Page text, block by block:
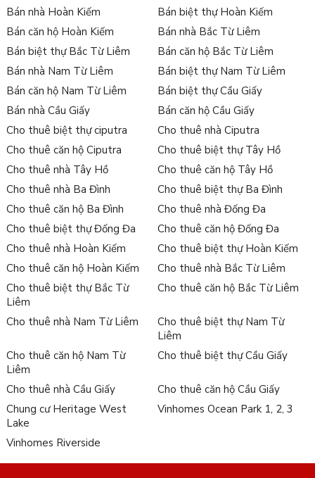
Bán nhà Hoàn Kiếm
Bán biệt thự Hoàn Kiếm
Bán căn hộ Hoàn Kiếm
Bán nhà Bắc Từ Liêm
Bán biệt thự Bắc Từ Liêm
Bán căn hộ Bắc Từ Liêm
Bán nhà Nam Từ Liêm
Bán biệt thự Nam Từ Liêm
Bán căn hộ Nam Từ Liêm
Bán biệt thự Cầu Giấy
Bán nhà Cầu Giấy
Bán căn hộ Cầu Giấy
Cho thuê biệt thự ciputra
Cho thuê nhà Ciputra
Cho thuê căn hộ Ciputra
Cho thuê biệt thự Tây Hồ
Cho thuê nhà Tây Hồ
Cho thuê căn hộ Tây Hồ
Cho thuê nhà Ba Đình
Cho thuê biệt thự Ba Đình
Cho thuê căn hộ Ba Đình
Cho thuê nhà Đống Đa
Cho thuê biệt thự Đống Đa
Cho thuê căn hộ Đống Đa
Cho thuê nhà Hoàn Kiếm
Cho thuê biệt thự Hoàn Kiếm
Cho thuê căn hộ Hoàn Kiếm
Cho thuê nhà Bắc Từ Liêm
Cho thuê biệt thự Bắc Từ
Liêm
Cho thuê căn hộ Bắc Từ Liêm
Cho thuê nhà Nam Từ Liêm
Cho thuê biệt thự Nam Từ
Liêm
Cho thuê căn hộ Nam Từ
Liêm
Cho thuê biệt thự Cầu Giấy
Cho thuê nhà Cầu Giấy
Cho thuê căn hộ Cầu Giấy
Chung cư Heritage West
Lake
Vinhomes Ocean Park 1, 2, 3
Vinhomes Riverside